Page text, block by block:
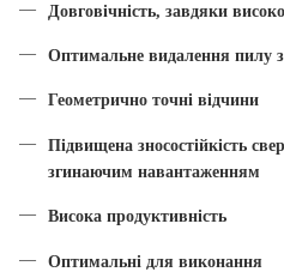
Довговічність, завдяки
Оптимальне видалення пилу
Геометрично точні відчини
Підвищена зносостійкість
згинаючим навантаженням
Висока продуктивність
Оптимальні для виконання